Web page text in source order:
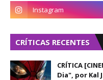
CRÍTICAS RECENTES
CRÍTICA
Dia", por Kal